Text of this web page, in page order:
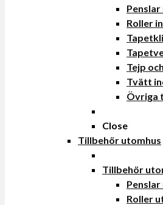
Penslar
Roller
Tejp
Tvätt
Övriga
Close
Tillbehör utomhus
Tillbehör
Roller